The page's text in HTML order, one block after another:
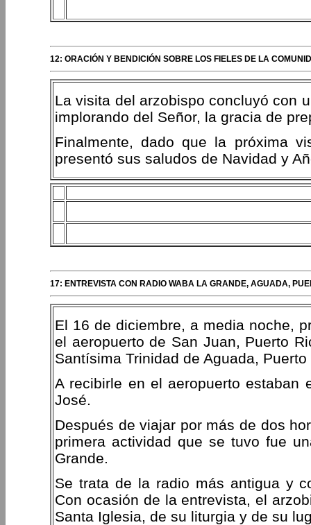
12: ORACIÓN Y BENDICIÓN SOBRE LOS FIELES DE LA
La visita del arzobispo concluyó con
implorando del Señor, la gracia de
Finalmente, dado que la próxima
presentó sus saludos de Navidad y
17: ENTREVISTA CON RADIO WABA LA GRANDE, AGUADA,
El 16 de diciembre, a media noche,
el aeropuerto de San Juan, Puerto
Santísima Trinidad de Aguada, Puerto
A recibirle en el aeropuerto estaban
José.
Después de viajar por más de dos
primera actividad que se tuvo fue
Grande.
Se trata de la radio más antigua y
Con ocasión de la entrevista, el
Santa Iglesia, de su liturgia y de su